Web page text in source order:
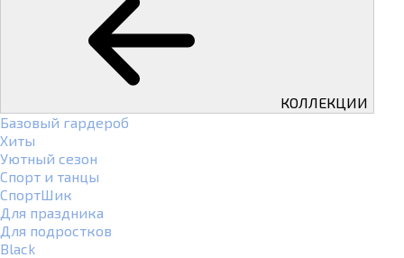
КОЛЛЕКЦИИ
Базовый гардероб
Хиты
Уютный сезон
Спорт и танцы
СпортШик
Для праздника
Для подростков
Black